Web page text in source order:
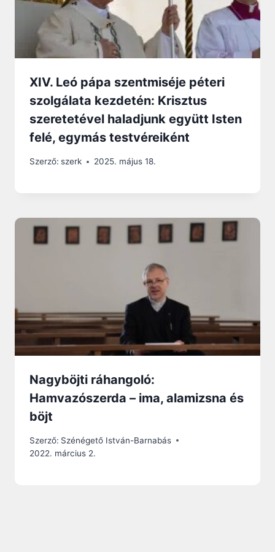
XIV. Leó pápa szentmiséje péteri
szolgálata kezdetén: Krisztus
szeretetével haladjunk együtt Isten
felé, egymás testvéreiként
Szerző: szerk 2025. május 18.
Nagyböjti ráhangoló:
Hamvazószerda – ima, alamizsna és
böjt
Szerző: Szénégető István-Barnabás
2022. március 2.